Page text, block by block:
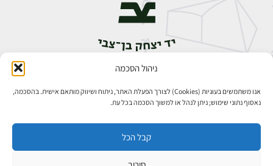
ניהול הסכמה
אנו משתמשים בעוגיות (Cookies) לצורך הפעלת האתר, ניתוח ושיווק מותאם אישית. בהסכמה,
נאסוף נתוני שימוש; ניתן לנהל או למשוך הסכמה בכל עת.
קבל הכל
אבן גבירול 14, רחביה, ירושלים